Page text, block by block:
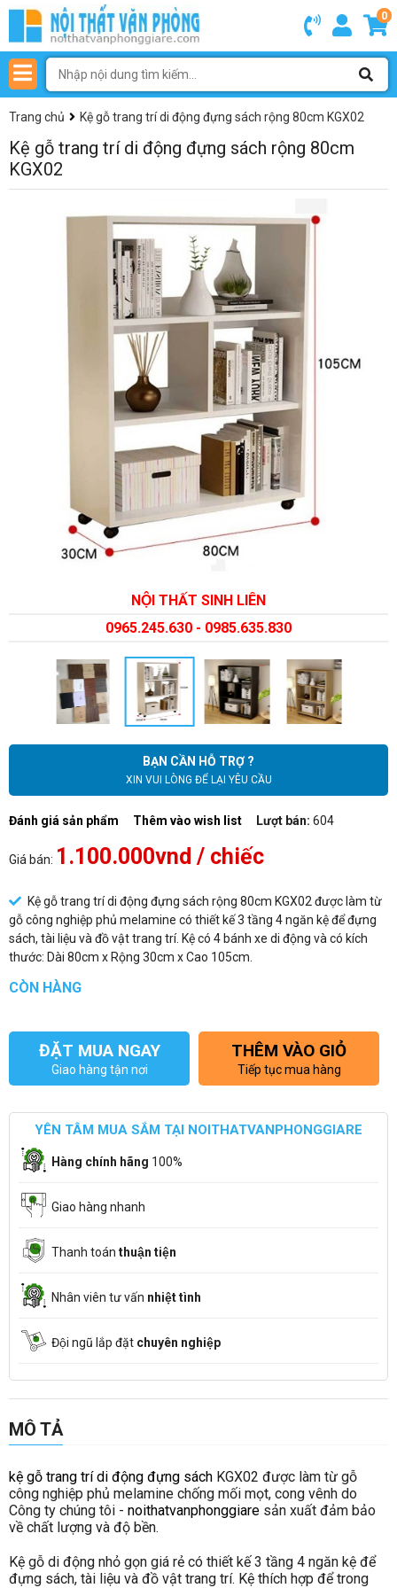
0
Trang chủ Kệ gỗ trang trí di động đựng sách rộng 80cm KGX02
Kệ gỗ trang trí di động đựng sách rộng 80cm
KGX02
NỘI THẤT SINH LIÊN
0965.245.630 - 0985.635.830
BẠN CẦN HỖ TRỢ ?
XIN VUI LÒNG ĐỂ LẠI YÊU CẦU
Đánh giá sản phẩm Thêm vào wish list Lượt bán: 604
Giá bán: 1.100.000vnd / chiếc
Kệ gỗ trang trí di động đựng sách rộng 80cm KGX02 được làm từ
gỗ công nghiệp phủ melamine có thiết kế 3 tầng 4 ngăn kệ để đựng
sách, tài liệu và đồ vật trang trí. Kệ có 4 bánh xe di động và có kích
thước: Dài 80cm x Rộng 30cm x Cao 105cm.
CÒN HÀNG
ĐẶT MUA NGAY
Giao hàng tận nơi
THÊM VÀO GIỎ
Tiếp tục mua hàng
YÊN TÂM MUA SẮM TẠI NOITHATVANPHONGGIARE
Hàng chính hãng 100%
Giao hàng nhanh
Thanh toán thuận tiện
Nhân viên tư vấn nhiệt tình
Đội ngũ lắp đặt chuyên nghiệp
MÔ TẢ
kệ gỗ trang trí di động đựng sách KGX02 được làm từ gỗ
công nghiệp phủ melamine chống mối mọt, cong vênh do
Công ty chúng tôi - noithatvanphonggiare sản xuất đảm bảo
về chất lượng và độ bền.
Kệ gỗ di động nhỏ gọn giá rẻ có thiết kế 3 tầng 4 ngăn kệ để
đựng sách, tài liệu và đồ vật trang trí. Kệ thích hợp để trong